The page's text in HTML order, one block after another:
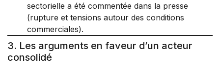
sectorielle a été commentée dans la presse
(rupture et tensions autour des conditions
commerciales).
3. Les arguments en faveur d’un acteur
consolidé